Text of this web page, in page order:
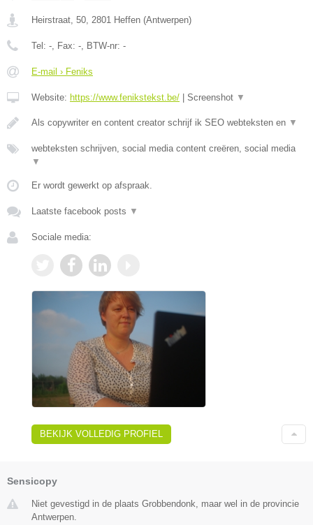
Heirstraat, 50 2801 Heffen (Antwerpen)
Tel: - , Fax: - , BTW-nr: -
E-mail › Feniks
Website: https://www.fenikstekst.be/ Screenshot ▼
Als copywriter en content creator schrijf ik SEO webteksten en ▼
webteksten schrijven, social media content creëren, social media
▼
Er wordt gewerkt op afspraak.
Laatste facebook posts ▼
Sociale media:
BEKIJK VOLLEDIG PROFIEL
Sensicopy
Niet gevestigd in de plaats Grobbendonk, maar wel in de provincie
Antwerpen.